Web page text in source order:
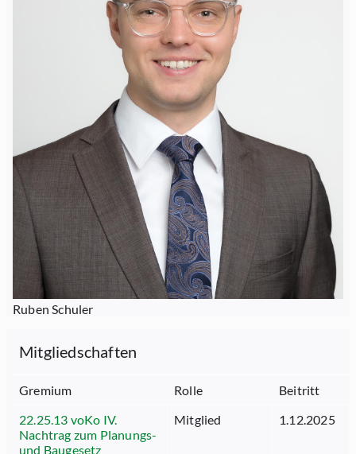
Ruben Schuler
Mitgliedschaften
Gremium Rolle
Beitritt
22.25.13 voKo IV.
Nachtrag zum Planungs-
und Baugesetz
Mitglied 1.12.2025